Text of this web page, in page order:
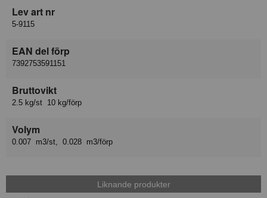
Lev art nr
5-9115
EAN del förp
7392753591151
Bruttovikt
2.5 kg/st 10 kg/förp
Volym
0.007 m3/st, 0.028 m3/förp
Liknande produkter